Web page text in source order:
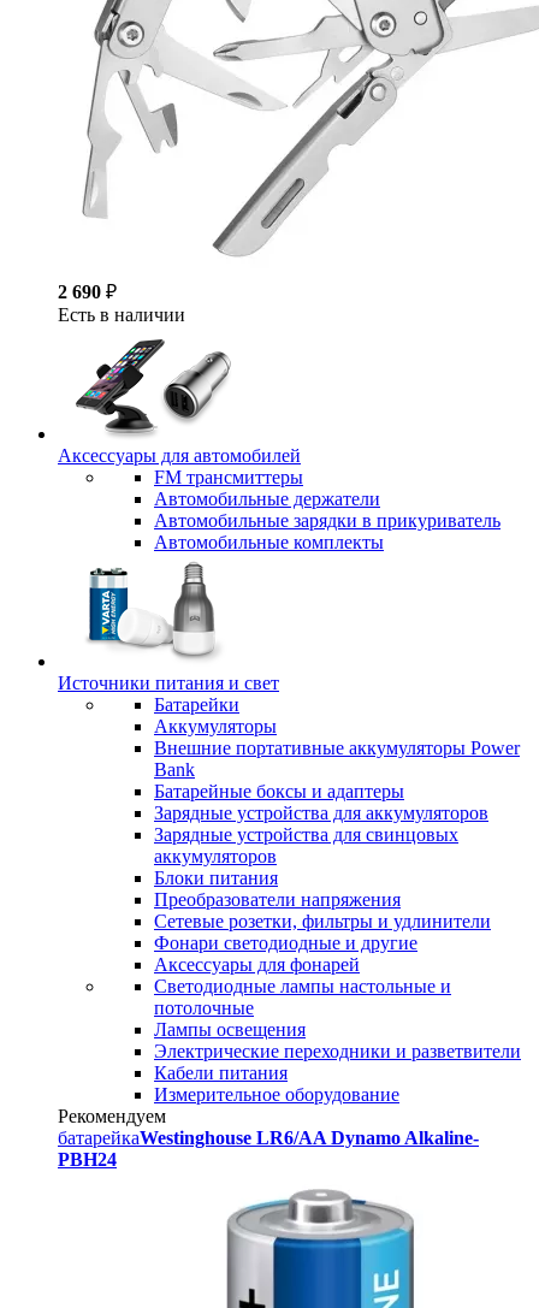
2 690 ₽
Есть в наличии
Аксессуары для автомобилей
FM трансмиттеры
Автомобильные держатели
Автомобильные зарядки в прикуриватель
Автомобильные комплекты
Источники питания и свет
Батарейки
Аккумуляторы
Внешние портативные аккумуляторы Power
Bank
Батарейные боксы и адаптеры
Зарядные устройства для аккумуляторов
Зарядные устройства для свинцовых
аккумуляторов
Блоки питания
Преобразователи напряжения
Сетевые розетки, фильтры и удлинители
Фонари светодиодные и другие
Аксессуары для фонарей
Светодиодные лампы настольные и
потолочные
Лампы освещения
Электрические переходники и разветвители
Кабели питания
Измерительное оборудование
Рекомендуем
батарейкаWestinghouse LR6/AA Dynamo Alkaline-
PBH24